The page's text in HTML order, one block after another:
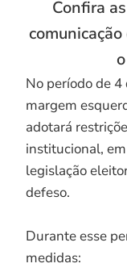
Confira
No período de
margem
adotará
institucional,
legislação
defeso.
Durante esse
medidas: